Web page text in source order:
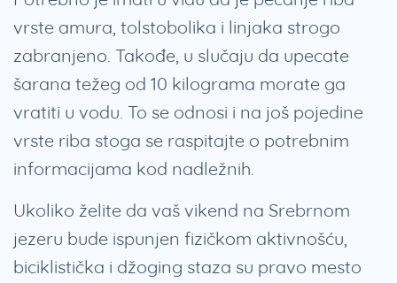
vrste amura, tolstobolika i linjaka strogo
zabranjeno. Takođe, u slučaju da upecate
šarana težeg od 10 kilograma morate ga
vratiti u vodu. To se odnosi i na još pojedine
vrste riba stoga se raspitajte o potrebnim
informacijama kod nadležnih.
Ukoliko želite da vaš vikend na Srebrnom
jezeru bude ispunjen fizičkom aktivnošću,
biciklistička i džoging staza su pravo mesto